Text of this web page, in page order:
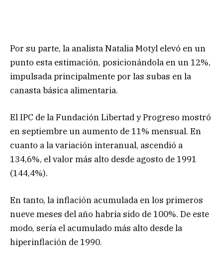
Por su parte, la analista Natalia Motyl elevó en un
punto esta estimación, posicionándola en un 12%,
impulsada principalmente por las subas en la
canasta básica alimentaria.
El IPC de la Fundación Libertad y Progreso mostró
en septiembre un aumento de 11% mensual. En
cuanto a la variación interanual, ascendió a
134,6%, el valor más alto desde agosto de 1991
(144,4%).
En tanto, la inflación acumulada en los primeros
nueve meses del año habría sido de 100%. De este
modo, sería el acumulado más alto desde la
hiperinflación de 1990.